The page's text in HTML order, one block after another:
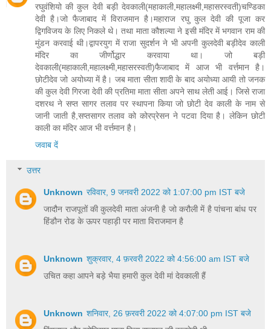
रघुवंशियो की कुल देवी बड़ी देवकाली(महाकाली,महालक्ष्मी,महासरस्वती)चण्डिका
देवी है।जो फैजाबाद में विराजमान है।महाराज रघु कुल देवी की पूजा कर
द्विगविजय के लिए निकले थे। तथा माता कौशल्या ने इसी मंदिर में भगवान राम की
मुंडन करवाई थी।द्वापरयुग में राजा सुदर्शन ने भी अपनी कुलदेवी बड़ीदेव काली
मंदिर का जीर्णोद्धार करवाया था। जो बड़ी
देवकाली(महाकाली,महालक्ष्मी,महासरस्वती)फैजाबाद में आज भी वर्त्तमान है।
छोटीदेव जो अयोध्या में है। जब माता सीता शादी के बाद अयोध्या आयी तो जनक
की कुल देवी गिरजा देवी की प्रतिमा माता सीता अपने साथ लेती आई। जिसे राजा
दशरथ ने सप्त सागर तलाव पर स्थापना किया जो छोटी देव काली के नाम से
जानी जाती है,सप्तसागर तलाव को कोरप्रेसन ने पटवा दिया है। लेकिन छोटी
काली का मंदिर आज भी वर्त्तमान है।
जवाब दें
उत्तर
Unknown रविवार, 9 जनवरी 2022 को 1:07:00 pm IST बजे
जादौन राजपूतों की कुलदेवी माता अंजनी है जो करौली में है पांचना बांध पर
हिंडौन रोड के ऊपर पहाड़ी पर माता विराजमान है
Unknown शुक्रवार, 4 फ़रवरी 2022 को 4:56:00 am IST बजे
उचित कहा आपने बड़े भैया हमारी कुल देवी मां देवकाली हैं
Unknown शनिवार, 26 फ़रवरी 2022 को 4:07:00 pm IST बजे